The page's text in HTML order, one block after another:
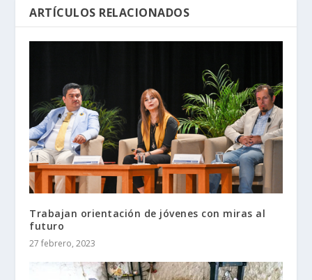
ARTÍCULOS RELACIONADOS
Trabajan orientación de jóvenes con miras al
futuro
27 febrero, 2023